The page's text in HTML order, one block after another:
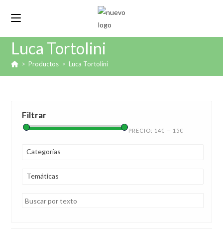
Luca Tortolini
> Productos > Luca Tortolini
Filtrar
PRECIO: 14€ — 15€
Categorías
Temáticas